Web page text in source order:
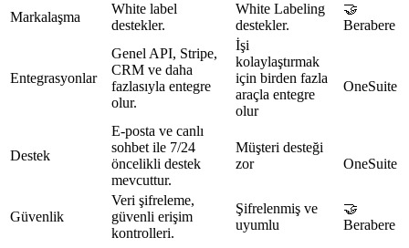
Markalaşma
White label
destekler.
White Labeling
destekler.
🤝
Berabere
Entegrasyonlar
Genel API, Stripe,
CRM ve daha
fazlasıyla entegre
olur.
İşi
kolaylaştırmak
için birden fazla
araçla entegre
olur
OneSuite
Destek
E-posta ve canlı
sohbet ile 7/24
öncelikli destek
mevcuttur.
Müşteri desteği
zor
OneSuite
Güvenlik
Veri şifreleme,
güvenli erişim
kontrolleri.
Şifrelenmiş ve
uyumlu
🤝
Berabere